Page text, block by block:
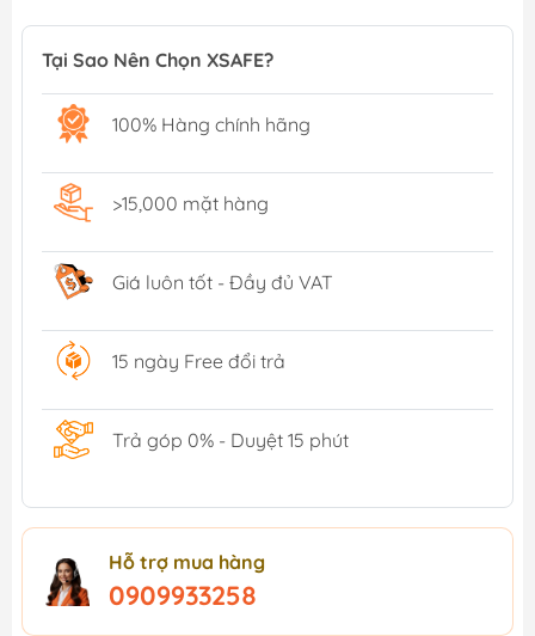
Tại Sao Nên Chọn XSAFE?
100% Hàng chính hãng
>15,000 mặt hàng
Giá luôn tốt - Đầy đủ VAT
15 ngày Free đổi trả
Trả góp 0% - Duyệt 15 phút
Hỗ trợ mua hàng
0909933258